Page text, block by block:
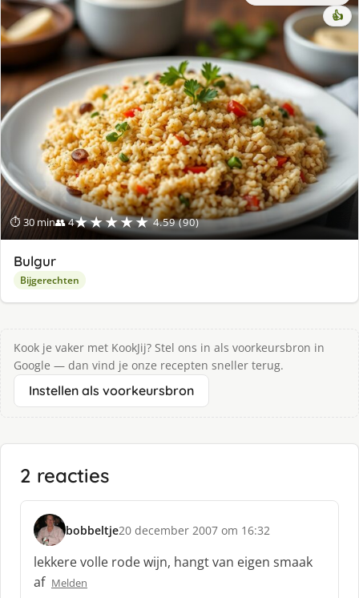
⏱ 30 min👥 4★★★★★ 4.59 (90)
👍
Bulgur
Bijgerechten
Kook je vaker met KookJij? Stel ons in als voorkeursbron in
Google — dan vind je onze recepten sneller terug.
Instellen als voorkeursbron
2 reacties
bobbeltje
s
c
h
r
20 december 2007 om 16:32
lekkere volle rode wijn, hangt van eigen smaak
af Melden